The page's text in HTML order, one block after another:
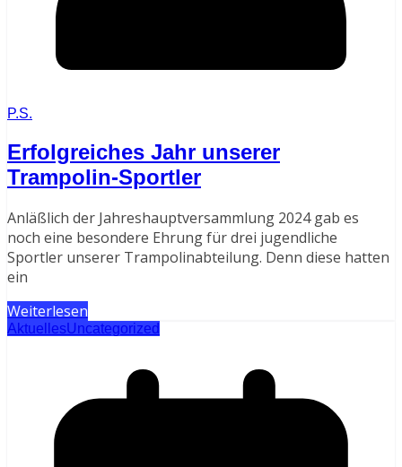
P.S.
Erfolgreiches Jahr unserer
Trampolin-Sportler
Anläßlich der Jahreshauptversammlung 2024 gab es
noch eine besondere Ehrung für drei jugendliche
Sportler unserer Trampolinabteilung. Denn diese hatten
ein
Weiterlesen
AktuellesUncategorized